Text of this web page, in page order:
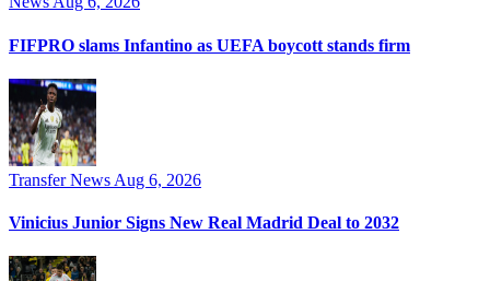
FIFPRO slams Infantino as UEFA boycott stands firm
Transfer News Aug 6, 2026
Vinicius Junior Signs New Real Madrid Deal to 2032